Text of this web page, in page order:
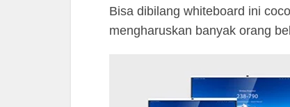
Bisa dibilang whiteboard ini
mengharuskan banyak orang